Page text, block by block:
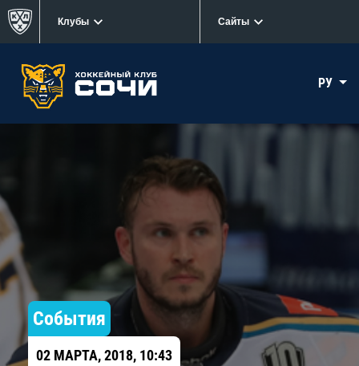
Клубы Сайты
РУ
События
02 МАРТА, 2018, 10:43